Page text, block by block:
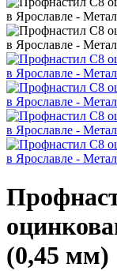
(0,45 мм)